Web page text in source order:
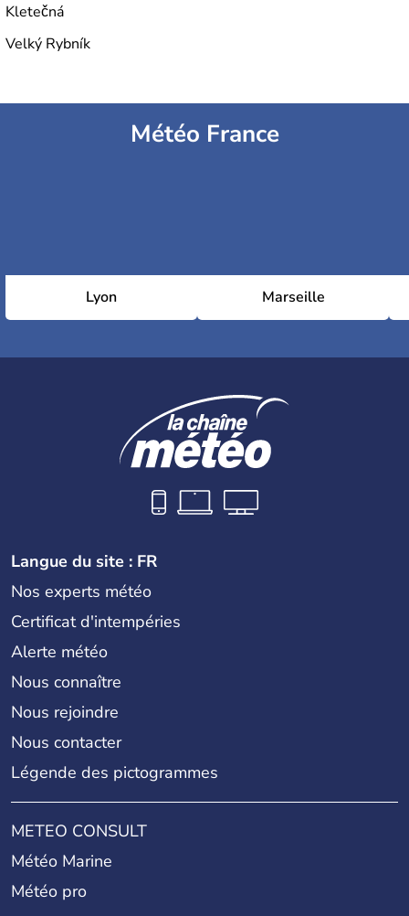
Kletečná
Velký Rybník
Météo France
Lyon Marseille
Langue du site : FR
Nos experts météo
Certificat d'intempéries
Alerte météo
Nous connaître
Nous rejoindre
Nous contacter
Légende des pictogrammes
METEO CONSULT
Météo Marine
Météo pro